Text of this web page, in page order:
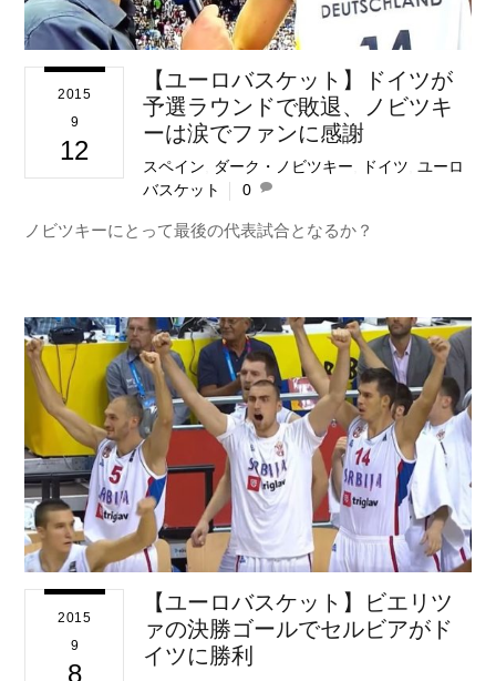
2015
9
12
【ユーロバスケット】ドイツが
予選ラウンドで敗退、ノビツキ
ーは涙でファンに感謝
スペイン ダーク・ノビツキー ドイツ ,ユーロ
バスケット
0
ノビツキーにとって最後の代表試合となるか？
2015
9
8
【ユーロバスケット】ビエリツ
ァの決勝ゴールでセルビアがド
イツに勝利